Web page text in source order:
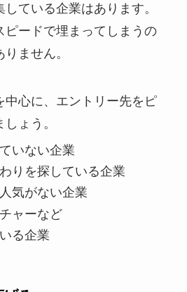
ている企業はあります。
ピードで埋まってしまうの
ません。
中心に、エントリー先をピ
ょう。
いない企業
りを探している企業
気がない企業
ャーなど
る企業